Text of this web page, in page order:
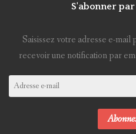
S'abonner
Saisissez votre adresse e-
recevoir une notification par
Adresse